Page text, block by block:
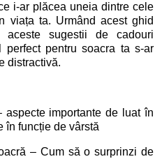
i-ar plăcea uneia dintre cele
viața ta. Urmând acest ghid
sugestii de cadouri
perfect pentru soacra ta s-ar
distractivă.
aspecte importante de luat în
în funcție de vârstă
– Cum să o surprinzi de